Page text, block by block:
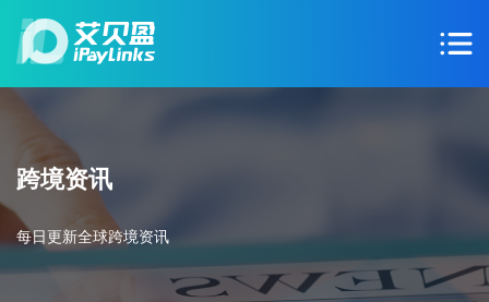
跨境资讯
每日更新全球跨境资讯